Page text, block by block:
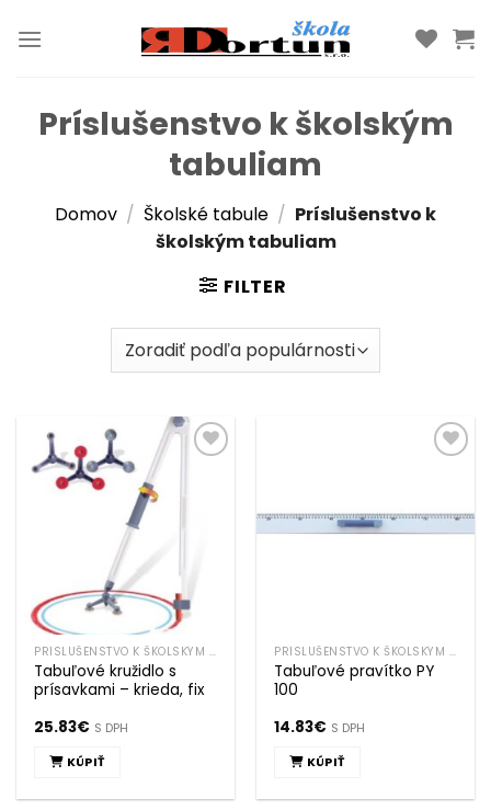
Príslušenstvo k školským
tabuliam
Domov / Školské tabule / Príslušenstvo k
školským tabuliam
FILTER
obľúbeným
PRÍSLUŠENSTVO K ŠKOLSKÝM TABULIAM
Tabuľové kružidlo s
prísavkami – krieda, fix
25.83€ S DPH
KÚPIŤ
PRÍSLUŠENSTVO K ŠKOLSKÝM TABULIAM
Tabuľové pravítko PY
100
14.83€ S DPH
KÚPIŤ